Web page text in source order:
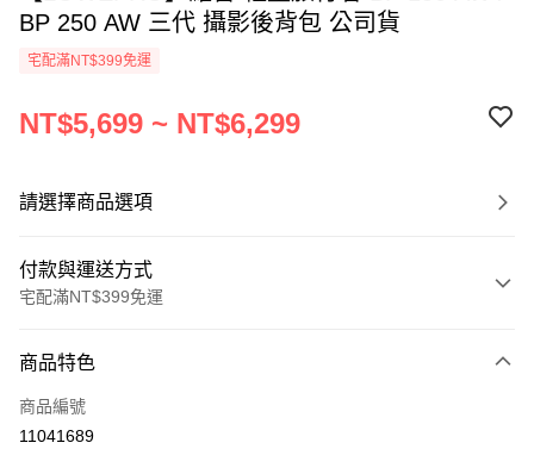
BP 250 AW 三代 攝影後背包 公司貨
宅配滿NT$399免運
NT$5,699 ~ NT$6,299
請選擇商品選項
付款與運送方式
宅配滿NT$399免運
信用卡一次付款
信用卡分期付款
商品特色
商品編號
11041689